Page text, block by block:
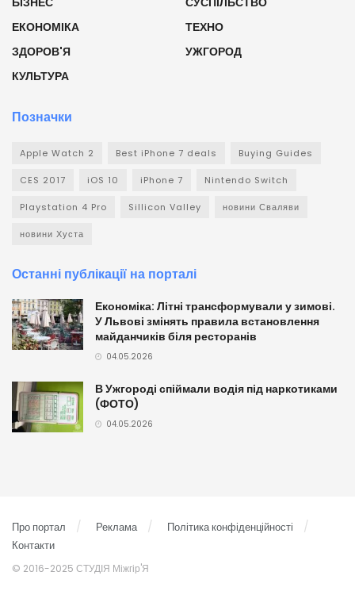
ЕКОНОМІКА
ЗДОРОВ'Я
КУЛЬТУРА
ТЕХНО
УЖГОРОД
Позначки
Apple Watch 2 Best iPhone 7 deals Buying Guides
CES 2017 iOS 10 iPhone 7 Nintendo Switch
Playstation 4 Pro Sillicon Valley новини Сваляви
новини Хуста
Останні публікації на порталі
Економіка: Літні трансформували у зимові.
У Львові змінять правила встановлення
майданчиків біля ресторанів
04.05.2026
В Ужгороді спіймали водія під наркотиками
(ФОТО)
04.05.2026
Про портал Реклама
Політика конфіденційності
Контакти
© 2016-2025 СТУДІЯ Міжгір'Я